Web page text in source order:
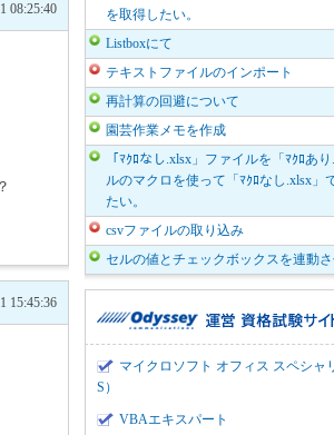
08:25:40
15:45:36
を取得したい。
Listboxにて
テキストファイルのインポート
再計算の回避について
園芸作業メモを作成
「ﾏｸﾛなし.xlsx」ファイルを「ﾏｸﾛあ
ルのマクロを使って「ﾏｸﾛなし.xlsx」
たい。
csvファイルの取り込み
セルの値とチェックボックスを連動
マイクロソフト オフィス スペシャ
S）
VBAエキスパート